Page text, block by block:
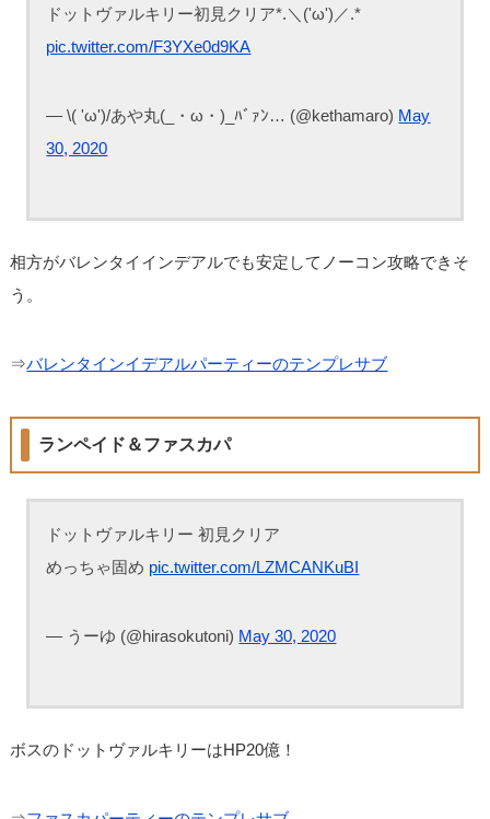
ドットヴァルキリー初見クリア*.＼('ω')／.*
pic.twitter.com/F3YXe0d9KA
— \( 'ω')/あや丸(_・ω・)_ﾊﾞｧﾝ… (@kethamaro) May
30, 2020
相方がバレンタイインデアルでも安定してノーコン攻略できそ
う。
⇒バレンタインイデアルパーティーのテンプレサブ
ランペイド＆ファスカパ
ドットヴァルキリー 初見クリア
めっちゃ固め pic.twitter.com/LZMCANKuBI
— うーゆ (@hirasokutoni) May 30, 2020
ボスのドットヴァルキリーはHP20億！